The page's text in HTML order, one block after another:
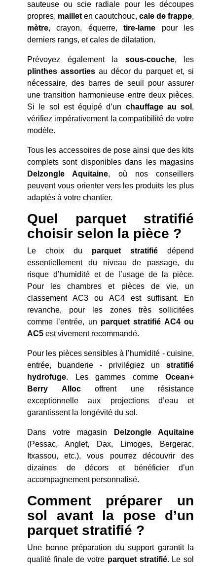
sauteuse ou scie radiale pour les découpes
propres, maillet en caoutchouc, cale de frappe,
mètre, crayon, équerre,tire-lame pour les
derniers rangs, et cales de dilatation.
Prévoyez également la sous-couche, les
plinthes assortiesau décor du parquet et, si
nécessaire, des barres de seuil pour assurer
une transition harmonieuse entre deux pièces.
Si le sol est équipé d’un chauffage au sol ,
vérifiez impérativement la compatibilité de votre
modèle.
Tous les accessoires de pose ainsi que des kits
complets sont disponibles dans les magasins
Delzongle Aquitaine, où nos conseillers
peuvent vous orienter vers les produits les plus
adaptés à votre chantier.
Quel parquet stratifié
choisir selon la pièce ?
Le choix du parquet stratifié dépend
essentiellement du niveau de passage, du
risque d’humidité et de l’usage de la pièce.
Pour les chambres et pièces de vie, un
classement AC3 ou AC4 est suffisant. En
revanche, pour les zones très sollicitées
comme l’entrée, un parquet stratifié AC4 ou
AC5 est vivement recommandé.
Pour les pièces sensibles à l’humidité - cuisine,
entrée, buanderie - privilégiez un stratifié
hydrofuge. Les gammes comme Ocean+
Berry Allocoffrent une résistance
exceptionnelle aux projections d’eau et
garantissent la longévité du sol.
Dans votre magasin
Delzongle Aquitaine
(Pessac, Anglet, Dax, Limoges, Bergerac,
Itxassou, etc.), vous pourrez découvrir des
dizaines de décors et bénéficier d’un
accompagnement personnalisé.
Comment préparer un
sol avant la pose d’un
parquet stratifié ?
Une bonne préparation du support garantit la
qualité finale de votre parquet stratifié. Le sol